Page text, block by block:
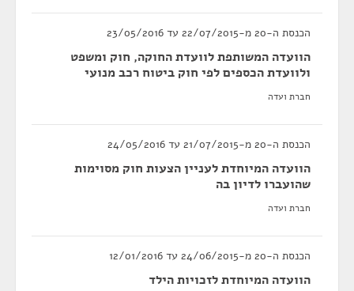
הכנסת ה-20 מ-22/07/2015 עד 23/05/2016
הוועדה המשותפת לוועדת החוקה, חוק ומשפט
ולוועדת הכספים לפי חוק ביטוח רכב מנועי
חברת ועדה
הכנסת ה-20 מ-21/07/2015 עד 24/05/2016
הוועדה המיוחדת לעניין הצעות חוק מסוימות
שהועברו לדיון בה
חברת ועדה
הכנסת ה-20 מ-24/06/2015 עד 12/01/2016
הוועדה המיוחדת לזכויות הילד